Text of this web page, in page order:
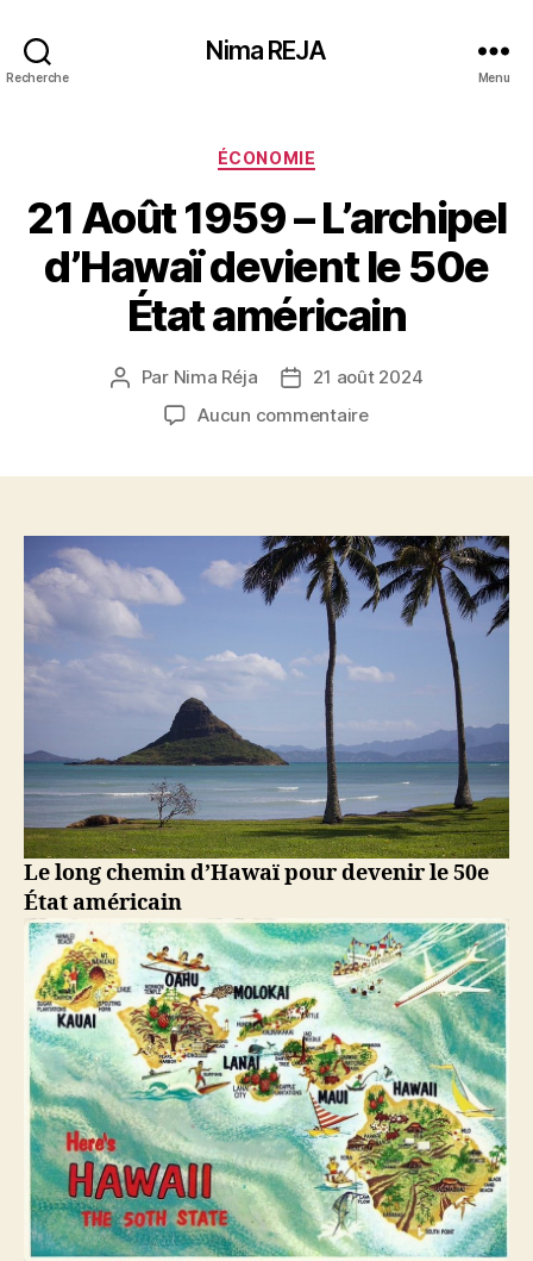
Recherche
Nima REJA
Menu
Catégories
ÉCONOMIE
21 Août 1959 – L’archipel
d’Hawaï devient le 50e
État américain
Auteur
l’article
Par Nima Réja
Date21 août 2024
Aucun commentairesur
L’archipel
d’Hawaï
devient
État
Le long chemin d’Hawaï pour devenir le 50e
État américain